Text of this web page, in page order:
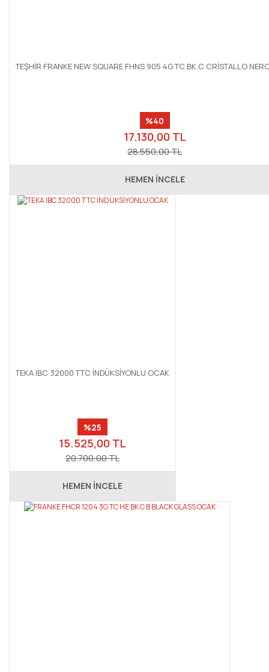
TEŞHİR FRANKE NEW SQUARE FHNS 905 4G TC BK C CRİSTALLO
%40
17.130,00 TL
28.550,00 TL
HEMEN İNCELE
TEKA IBC 32000 TTC İNDÜKSİYONLU OCAK
%25
15.525,00 TL
20.700,00 TL
HEMEN İNCELE